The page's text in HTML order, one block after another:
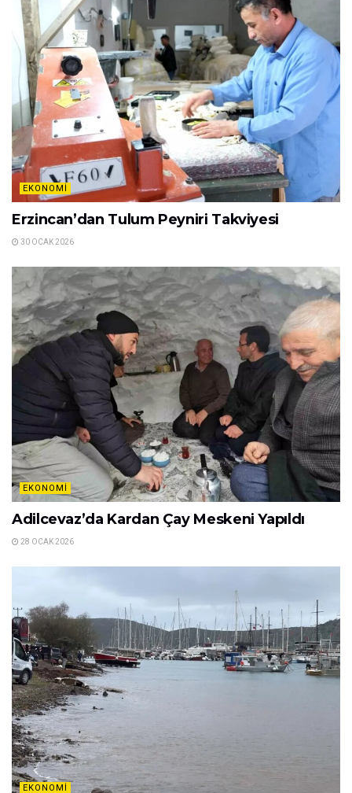
RelatedPosts
Şanlıurfa’da Tefeci Çeteye Büyük Darbe
2 ŞUBAT 2026
Erzincan’dan Tulum Peyniri Takviyesi
30 OCAK 2026